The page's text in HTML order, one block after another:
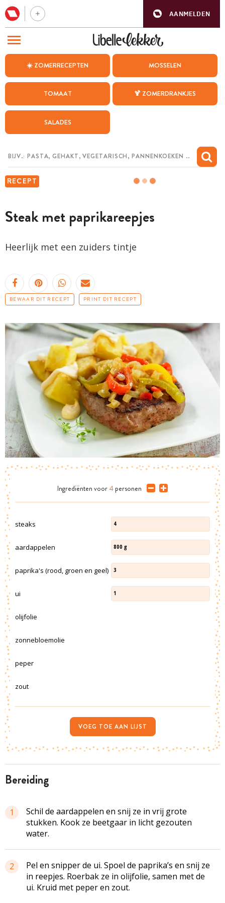
AANMELDEN
☀️ ZOMERRECEPTEN MOSSELEN
TOMAAT 🍹 ZOMERDRANKJES
SALADES
RECEPT
Steak met paprikareepjes
Heerlijk met een zuiders tintje
BEWAAR DIT RECEPT PRINT DIT RECEPT
bereiding
1
Schil de aardappelen en snij ze in vrij grote
stukken. Kook ze beetgaar in licht gezouten
water.
2
Pel en snipper de ui. Spoel de paprika’s en snij ze
in reepjes. Roerbak ze in olijfolie, samen met de
ui. Kruid met peper en zout.
Ingrediënten voor 4 personen
steaks 4
aardappelen 800 g
paprika's (rood, groen en geel) 3
ui 1
olijfolie
zonnebloemolie
peper
zout
VOEG TOE AAN LIJST
BEZOEK ONZE ANDERE WEBSITES
WEEKMENU
CHAT MET MAIA
MIJN BEWAARDE RECEPTEN